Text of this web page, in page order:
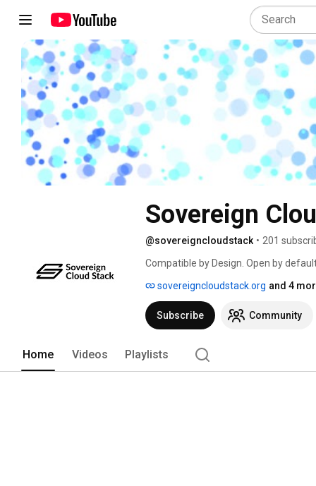
Sovereign
@sovereigncloudstack • 201
Compatible by Design. Open by
sovereigncloudstack.org and 4
Subscribe Community
Home Videos Playlists